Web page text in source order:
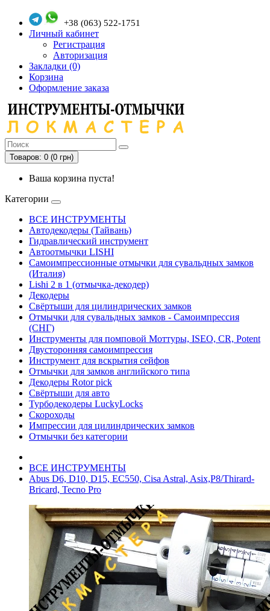
+38 (063) 522-1751
Личный кабинет
Регистрация
Авторизация
Закладки (0)
Корзина
Оформление заказа
Товаров: 0 (0 грн)
Ваша корзина пуста!
Категории
ВСЕ ИНСТРУМЕНТЫ
Автодекодеры (Тайвань)
Гидравлический инструмент
Автоотмычки LISHI
Самоимпрессионные отмычки для сувальдных замков
(Италия)
Lishi 2 в 1 (отмычка-декодер)
Декодеры
Свёртыши для цилиндрических замков
Отмычки для сувальдных замков - Самоимпрессия
(СНГ)
Инструменты для помповой Моттуры, ISEO, CR, Potent
Двусторонняя самоимпрессия
Инструмент для вскрытия сейфов
Отмычки для замков английского типа
Декодеры Rotor pick
Свёртыши для авто
Турбодекодеры LuckyLocks
Скороходы
Импрессии для цилиндрических замков
Отмычки без категории
ВСЕ ИНСТРУМЕНТЫ
Abus D6, D10, D15, EC550, Cisa Astral, Asix,P8/Thirard-
Bricard, Tecno Pro